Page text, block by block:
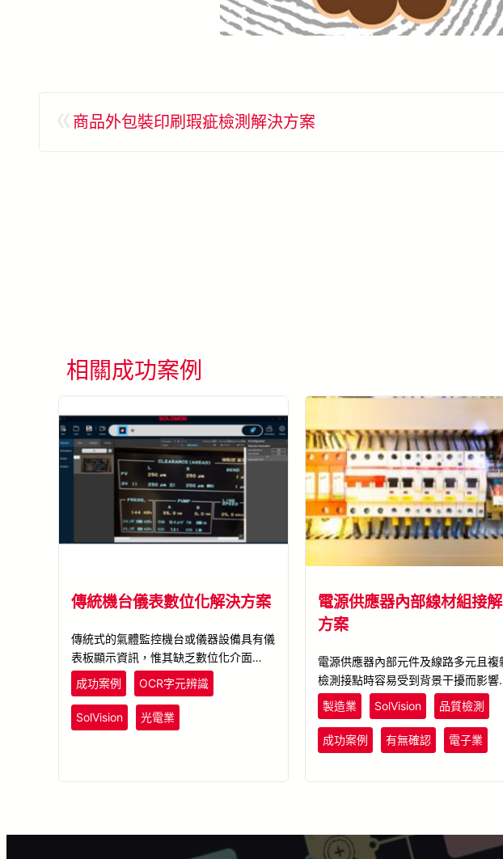
商品外包裝印刷瑕疵檢測解決方案
相關成功案例
傳統機台儀表數位化解決方案
傳統式的氣體監控機台或儀器設備具有儀
表板顯示資訊，惟其缺乏數位化介面，
SolVision結合機器視覺與人工智慧，運
用AI影像平台技術執行光學字元辨識
(OCR)，將機台儀表影像中的數值轉為數
位化資訊，以利統計、監控數據的異常情
成功案例 OCR字元辨識
SolVision 光電業
電源供應器內部線材組接
方案
電源供應器內部元件及線路多元且複
檢測接點時容易受到背景干擾而影響
判斷。額外使用人工及AOI傳統光學檢
皆不易執行，難以於產線端有效管控
品質。經訓練的AI模型可以精準地偵
定位線材錯接的電源供應器接線瑕疵
製造業 SolVision 品質檢測
成功案例 有無確認 電子業